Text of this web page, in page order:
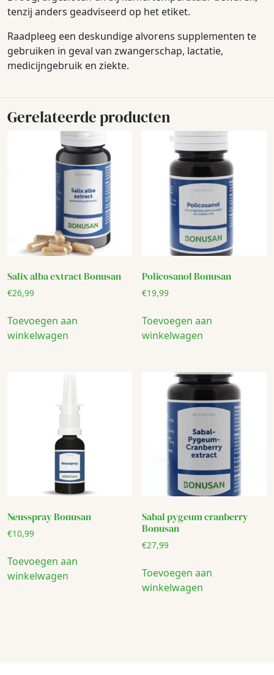
tenzij anders geadviseerd op het etiket.
Raadpleeg een deskundige alvorens supplementen te
gebruiken in geval van zwangerschap, lactatie,
medicijngebruik en ziekte.
Gerelateerde producten
Salix alba extract Bonusan
€26,99
Toevoegen aan
winkelwagen
Policosanol Bonusan
€19,99
Toevoegen aan
winkelwagen
Neusspray Bonusan
€10,99
Toevoegen aan
winkelwagen
Sabal pygeum cranberry
Bonusan
€27,99
Toevoegen aan
winkelwagen